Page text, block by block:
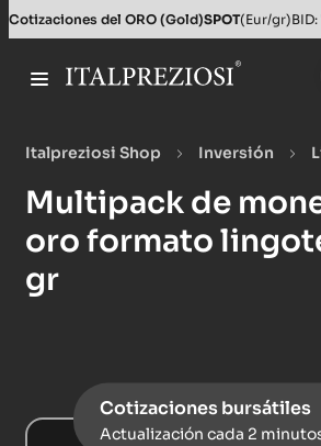
Cotizaciones del ORO (Gold)SPOT(Eur/gr)BID:
Italpreziosi Shop Inversión
formato lingote – 25 x 1 gr
Multipack de
oro formato
gr
Cotizaciones bursátiles
Actualización cada 2